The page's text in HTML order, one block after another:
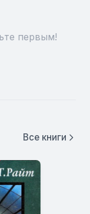
первым!
Все книги